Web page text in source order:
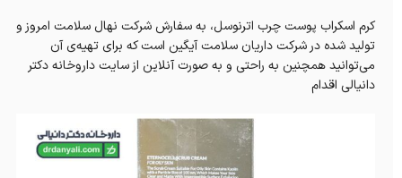
کرم اسکراب پوست چرب اترنوسل، به سفارش شرکت نهال سلامت امروز و
تولید شده در شرکت داریان سلامت آیگین است که برای تهیه‌ی آن
می‌توانید همچنین به راحتی و به صورت آنلاین از سایت داروخانه‌ دکتر
دانیالی اقدام